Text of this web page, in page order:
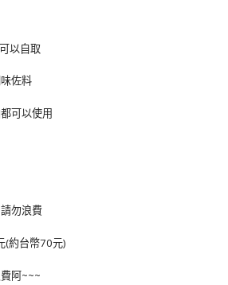
以自取
佐料
可以使用
勿浪費
(約台幣70元)
阿~~~